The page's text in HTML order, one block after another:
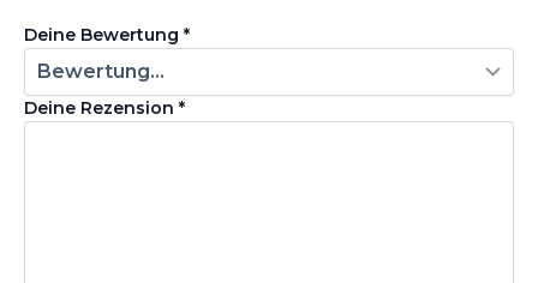
Deine Bewertung *
Deine Rezension *